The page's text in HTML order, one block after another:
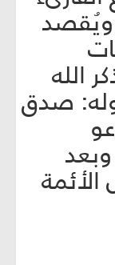
ويُقصد
الله
صدق
وبعد
الأئمة